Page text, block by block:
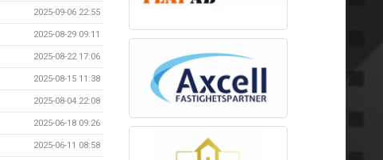
2025-09-06 22:55
2025-08-29 09:11
2025-08-22 17:06
2025-08-15 11:38
2025-08-04 22:08
2025-06-18 09:26
2025-06-11 08:58